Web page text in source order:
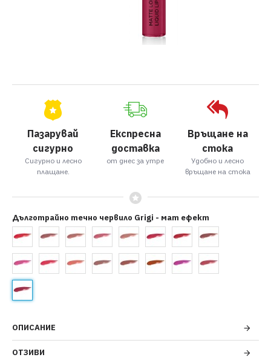
Пазарувай
сигурно
Сигурно и лесно
плащане.
Експресна
доставка
от днес за утре
Връщане на
стока
Удобно и лесно
връщане на стока
Дълготрайно течно червило Grigi - мат ефект
ОПИСАНИЕ
ОТЗИВИ